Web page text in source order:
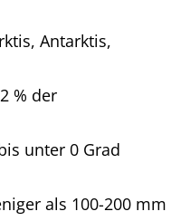
Antarktis,
% der
unter 0 Grad
als 100-200 mm